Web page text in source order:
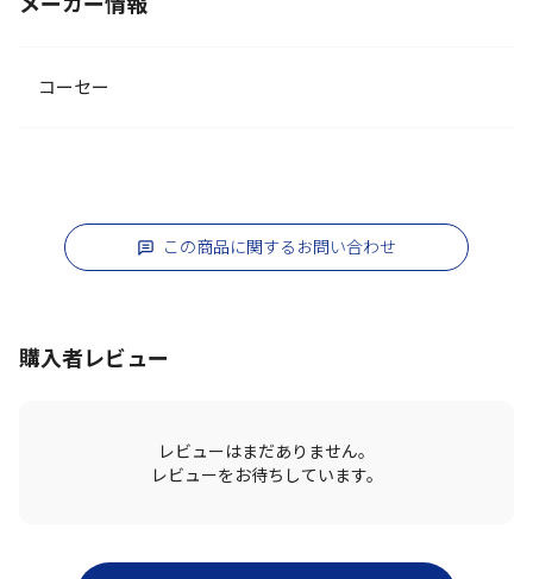
メーカー情報
コーセー
この商品に関するお問い合わせ
購入者レビュー
レビューはまだありません。
レビューをお待ちしています。